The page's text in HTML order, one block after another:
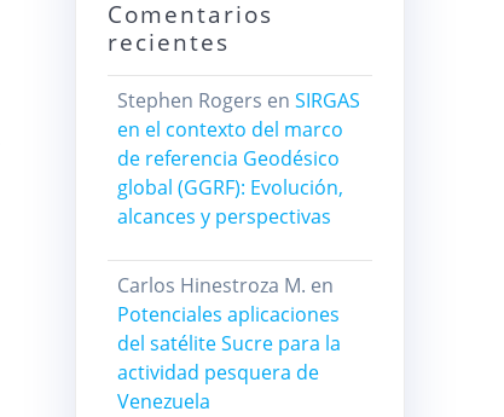
Comentarios
recientes
Stephen Rogers en SIRGAS
en el contexto del marco
de referencia Geodésico
global (GGRF): Evolución,
alcances y perspectivas
Carlos Hinestroza M. en
Potenciales aplicaciones
del satélite Sucre para la
actividad pesquera de
Venezuela